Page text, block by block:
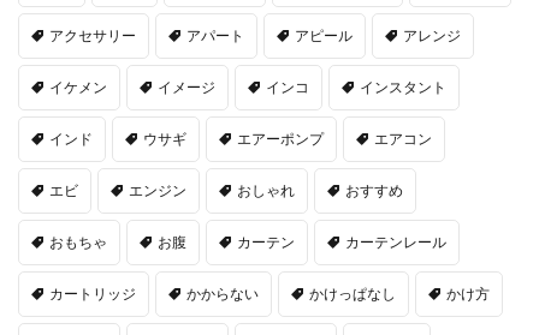
アクセサリー アパート アピール アレンジ
イケメン イメージ インコ インスタント
インド ウサギ エアーポンプ エアコン
エビ エンジン おしゃれ おすすめ
おもちゃ お腹 カーテン カーテンレール
カートリッジ かからない かけっぱなし かけ方